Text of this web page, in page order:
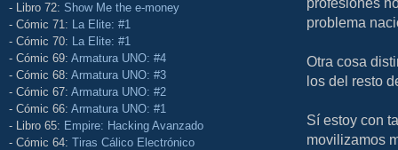
- Libro 72: Show Me the e-money
- Cómic 71: La Elite: #1
- Cómic 70: La Elite: #1
- Cómic 69: Armatura UNO: #4
- Cómic 68: Armatura UNO: #3
- Cómic 67: Armatura UNO: #2
- Cómic 66: Armatura UNO: #1
- Libro 65: Empire: Hacking Avanzado
- Cómic 64: Tiras Cálico Electrónico
problema
Otra cosa
los del resto
Sí estoy con
movilizamos